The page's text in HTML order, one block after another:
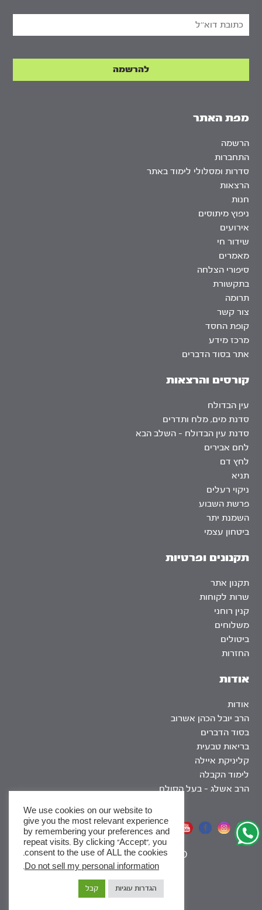
אודות
אודות
הרב יובל הכהן אשרוב
בסוד הדברים
בריאות טבעית
קליניקת איילה
לימוד הקבלה
הרב אשלג – בעל הסולם
מפת האתר
הרשמה
התחברות
סדרות ומסלולי לימוד באתר
הרצאות
חנות
ניפוץ מיתוסים
אירועים
שידור חי
מאמרים
סיפורי הצלחה
בתקשורת
תרומה
צור קשר
קופת החסד
מרכז מידע
אתר בסוד הדברים
קורסים והרצאות
עין הבדולח
סדנת מים, מלח ותדרים
סדנת עין הבדולח – השלב הבא
לחם אבירים
לחץ דם
תניא
ניקוי רעלים
פרשת השבוע
השמנת יתר
ביטחון עצמי
תקנונים ופרטיות
תקנון אתר
שרות לקוחות
קנין רוחני
משלוחים
ביטולים
החזרות
אתר שומר שבת
SEO
|
We use cookies on our website to
give you the most relevant experience
by remembering your preferences and
repeat visits. By clicking “Accept”, you
consent to the use of ALL the cookies.
Do not sell my personal information
.
הגדרות עוגיות קבל
x